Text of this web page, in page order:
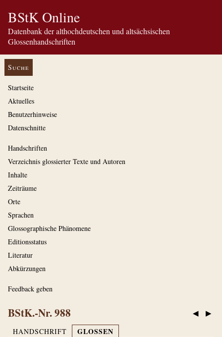
BStK Online
Datenbank der althochdeutschen und altsächsischen
Glossenhandschriften
Suche
Startseite
Aktuelles
Benutzerhinweise
Datenschnitte
Handschriften
Verzeichnis glossierter Texte und Autoren
Inhalte
Zeiträume
Orte
Sprachen
Glossographische Phänomene
Editionsstatus
Literatur
Abkürzungen
Feedback geben
◀ ▶
BStK.-Nr. 988
HANDSCHRIFT GLOSSEN